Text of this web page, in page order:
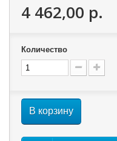
4 462,00 р.
Количество
В корзину